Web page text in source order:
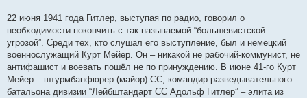
22 июня 1941 года Гитлер, выступая по радио, говорил о
необходимости покончить с так называемой “большевистской
угрозой”. Среди тех, кто слушал его выступление, был и немецкий
военнослужащий Курт Мейер. Он – никакой не рабочий-коммунист, не
антифашист и воевать пошёл не по принуждению. В июне 41-го Курт
Мейер – штурмбанфюрер (майор) СС, командир разведывательного
батальона дивизии “Лейбштандарт СС Адольф Гитлер” – элита из